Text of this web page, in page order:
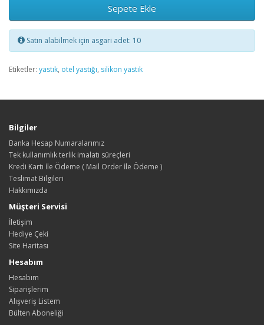
Sepete Ekle
Satın alabilmek için asgari adet: 10
Etiketler: yastık, otel yastığı, silikon yastık
Bilgiler
Banka Hesap Numaralarımız
Tek kullanımlık terlik imalatı süreçleri
Kredi Kartı İle Ödeme ( Mail Order İle Ödeme )
Teslimat Bilgileri
Hakkımızda
Müşteri Servisi
İletişim
Hediye Çeki
Site Haritası
Hesabım
Hesabım
Siparişlerim
Alışveriş Listem
Bülten Aboneliği